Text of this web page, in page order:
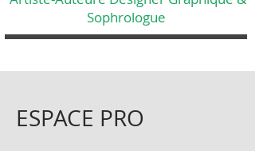
Sophrologue
ESPACE PRO